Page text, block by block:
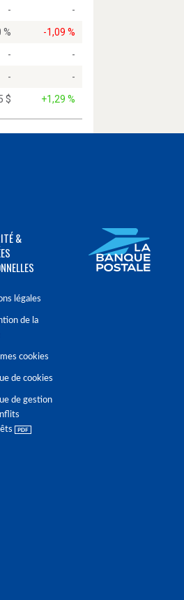
-
-
%
-1,09 %
-
-
-
-
$ +1,29 %
&
légales
de la
cookies
de cookies
de gestion